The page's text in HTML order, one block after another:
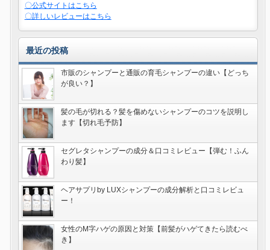
〇公式サイトはこちら
〇詳しいレビューはこちら
最近の投稿
市販のシャンプーと通販の育毛シャンプーの違い【どっち
が良い？】
髪の毛が切れる？髪を傷めないシャンプーのコツを説明し
ます【切れ毛予防】
セグレタシャンプーの成分＆口コミレビュー【弾む！ふん
わり髪】
ヘアサプリby LUXシャンプーの成分解析と口コミレビュ
ー！
女性のM字ハゲの原因と対策【前髪がハゲてきたら読むべ
き】